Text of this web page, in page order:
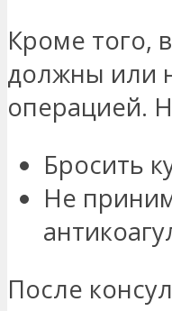
Кроме того,
должны или
операцией.
Бросить
Не
После